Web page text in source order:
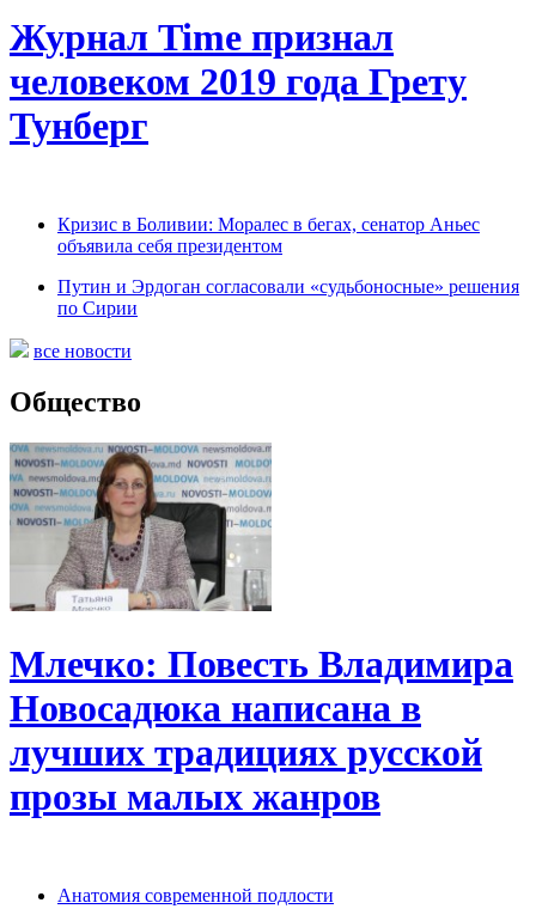
Журнал Time признал
человеком 2019 года Грету
Тунберг
Кризис в Боливии: Моралес в бегах, сенатор Аньес
объявила себя президентом
Путин и Эрдоган согласовали «судьбоносные» решения
по Сирии
все новости
Общество
Млечко: Повесть Владимира
Новосадюка написана в
лучших традициях русской
прозы малых жанров
Анатомия современной подлости